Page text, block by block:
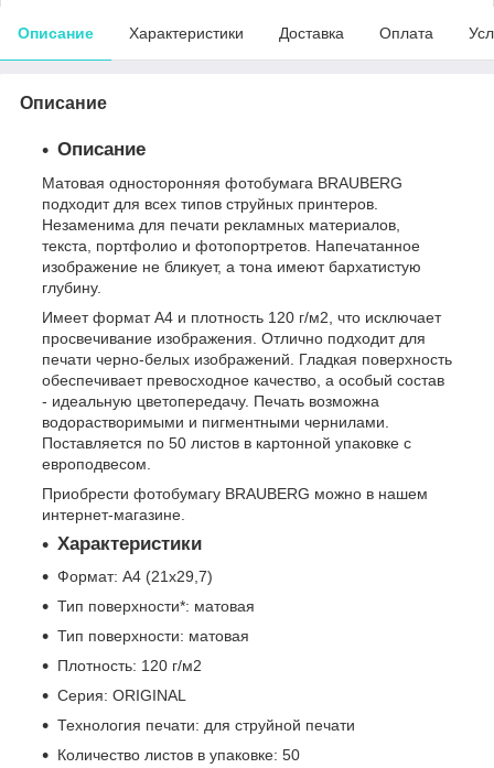
Описание Характеристики Доставка Оплата
Описание
Описание
Матовая односторонняя фотобумага BRAUBERG
подходит для всех типов струйных принтеров.
Незаменима для печати рекламных материалов,
текста, портфолио и фотопортретов. Напечатанное
изображение не бликует, а тона имеют бархатистую
глубину.
Имеет формат А4 и плотность 120 г/м2, что исключает
просвечивание изображения. Отлично подходит для
печати черно-белых изображений. Гладкая поверхность
обеспечивает превосходное качество, а особый состав
- идеальную цветопередачу. Печать возможна
водорастворимыми и пигментными чернилами.
Поставляется по 50 листов в картонной упаковке с
европодвесом.
Приобрести фотобумагу BRAUBERG можно в нашем
интернет-магазине.
Характеристики
Формат: А4 (21х29,7)
Тип поверхности*: матовая
Тип поверхности: матовая
Плотность: 120 г/м2
Серия: ORIGINAL
Технология печати: для струйной печати
Количество листов в упаковке: 50